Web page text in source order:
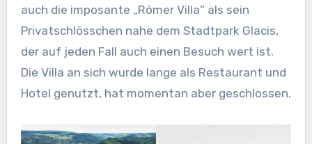
auch die imposante „Römer Villa“ als sein
Privatschlösschen nahe dem Stadtpark Glacis,
der auf jeden Fall auch einen Besuch wert ist.
Die Villa an sich wurde lange als Restaurant und
Hotel genutzt, hat momentan aber geschlossen.